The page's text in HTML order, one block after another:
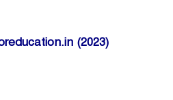
(2023)